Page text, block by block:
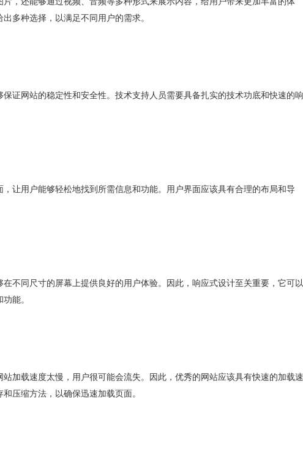
多种选择，以满足不同用户的需求。
证网站的稳定性和安全性。技术支持人员需要具备扎实的技术功底和快速的响
让用户能够轻松地找到所需信息和功能。用户界面应该具有合理的布局和导
不同尺寸的屏幕上提供良好的用户体验。因此，响应式设计至关重要，它可以
能。
加载速度太慢，用户很可能会流失。因此，优秀的网站应该具有快速的加载速
压缩方法，以确保迅速加载页面。